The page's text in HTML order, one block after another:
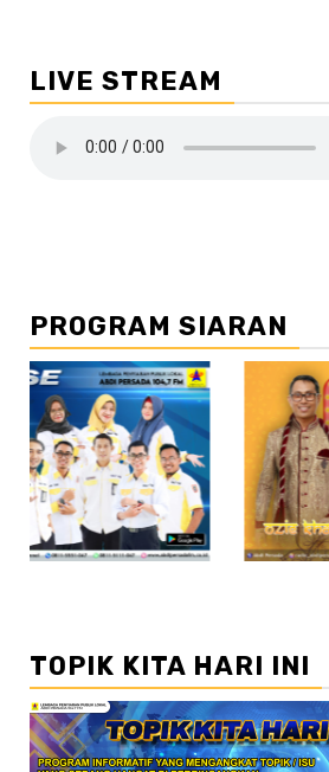
LIVE STREAM
PROGRAM SIARAN
//2
TOPIK KITA HARI INI